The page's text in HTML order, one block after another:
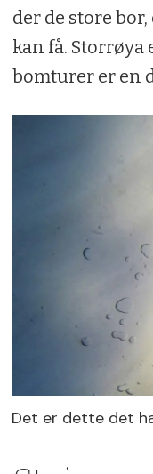
der de store
kan få. Storrøya
bomturer er en
Det er dette det